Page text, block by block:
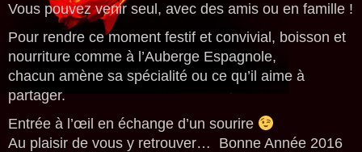
Vous pouvez venir seul, avec des amis ou en famille !
Pour rendre ce moment festif et convivial, boisson et
nourriture comme à l’Auberge Espagnole,
chacun amène sa spécialité ou ce qu’il aime à
partager.
Entrée à l’œil en échange d’un sourire
Au plaisir de vous y retrouver… Bonne Année 2016